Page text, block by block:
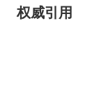
权威引用